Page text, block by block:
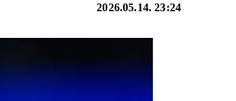
2026.05.14. 23:24